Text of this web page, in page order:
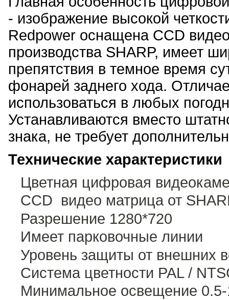
- изображение высокой
Redpower оснащена CCD
производства SHARP, имеет
препятствия в темное время
фонарей заднего хода.
использоваться в любых
Устанавливаются вместо
знака, не требует
Технические характеристики
Цветная цифровая
CCD видео матрица от
Разрешение 1280*720
Имеет парковочные линии
Уровень защиты от внешних
Система цветности PAL /
Минимальное освещение